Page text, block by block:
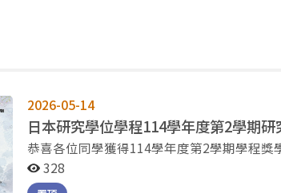
2026-05-14
日本研究學位學程114學年度第2學期
恭喜各位同學獲得114學年度第2學期學程
金相關資訊，踴躍報名申請。
328